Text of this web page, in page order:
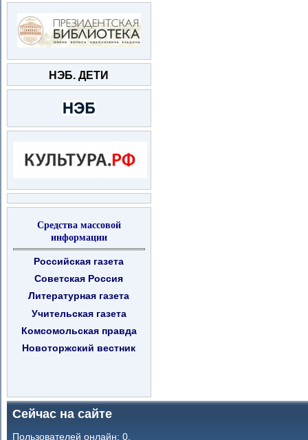
НЭБ. ДЕТИ
Средства массовой
информации
Российская газета
Советская Россия
Литературная газета
Учительская газета
Комсомольская правда
Новоторжский вестник
Сейчас на сайте
Пользователей онлайн: 0.